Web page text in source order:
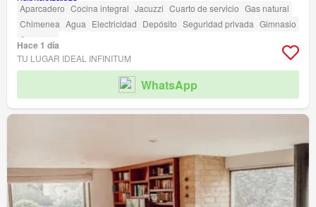
Aparcadero Cocina integral Jacuzzi Cuarto de servicio Gas natural
Chimenea Agua Electricidad Depósito Seguridad privada Gimnasio
Ascensor
Hace 1 día
TU LUGAR IDEAL INFINITUM
WhatsApp